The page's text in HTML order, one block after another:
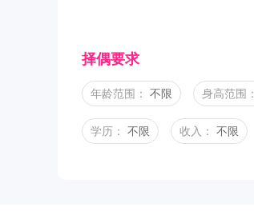
择偶要求
年龄范围： 不限 身高范围：
学历： 不限 收入： 不限